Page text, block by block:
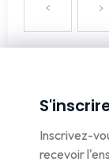
Inscrivez-
recevoir